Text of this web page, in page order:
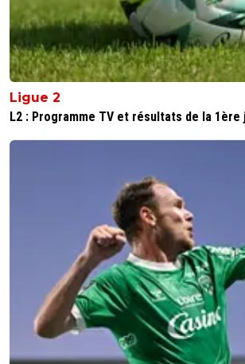
Ligue 2
L2 : Programme TV et résultats de la 1ère